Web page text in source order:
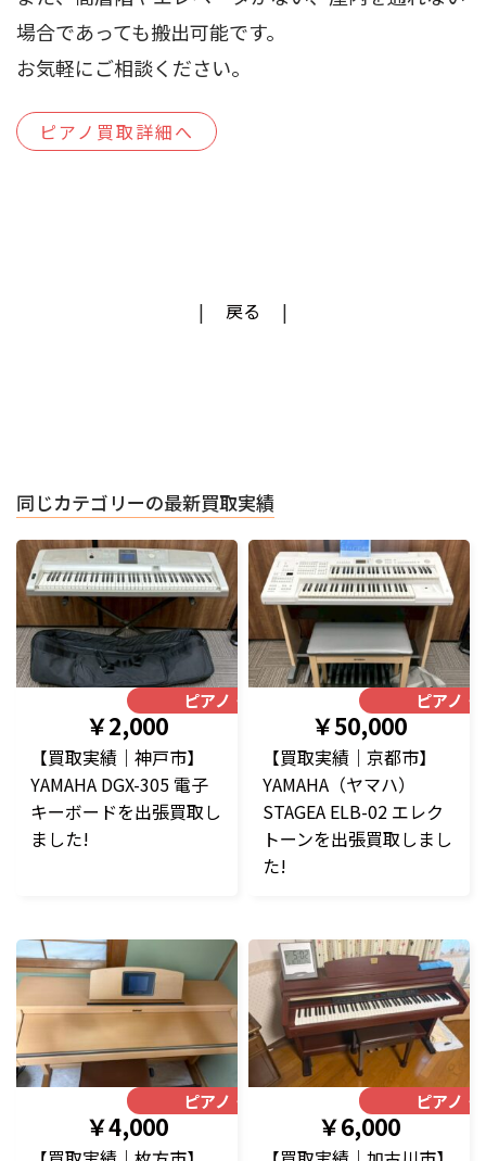
場合であっても搬出可能です。
お気軽にご相談ください。
ピアノ買取詳細へ
戻る
同じカテゴリーの最新買取実績
ピアノ・楽器
￥2,000
【買取実績｜神戸市】
YAMAHA DGX-305 電子
キーボードを出張買取し
ました!
ピアノ・
￥50,000
【買取実績｜京都市】
YAMAHA（ヤマハ）
STAGEA ELB-02 エレク
トーンを出張買取しまし
た!
ピアノ・楽器
￥4,000
ピアノ・
￥6,000